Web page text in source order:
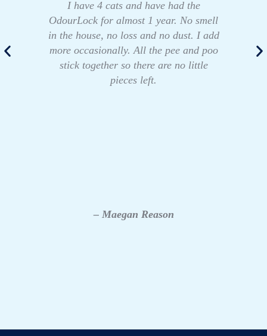
I have 4 cats and have had the
OdourLock for almost 1 year. No smell
in the house, no loss and no dust. I add
more occasionally. All the pee and poo
stick together so there are no little
pieces left.
– Maegan Reason